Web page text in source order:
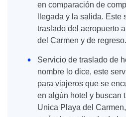
en comparación de
llegada y la salida. Este
traslado del aeropuerto
del Carmen y de regreso.
Servicio de traslado de
nombre lo dice, este
para viajeros que se
en algún hotel y buscan
Unica Playa del